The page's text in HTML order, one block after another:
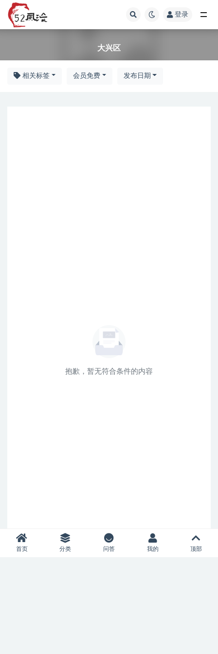
登录
大兴区
相关标签 会员免费 发布日期
抱歉，暂无符合条件的内容
首页 分类 问答 我的 顶部